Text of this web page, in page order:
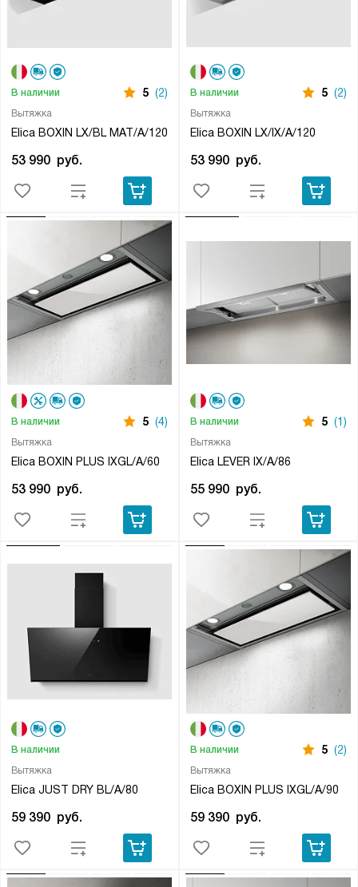
Вытяжка
Elica BOXIN LX/BL MAT/A/120
В наличии 5 (2)
53 990 руб.
Вытяжка
Elica BOXIN LX/IX/A/120
В наличии 5 (2)
53 990 руб.
Вытяжка
Elica BOXIN PLUS IXGL/A/60
В наличии 5 (4)
53 990 руб.
Вытяжка
Elica LEVER IX/A/86
В наличии 5 (1)
55 990 руб.
Вытяжка
Elica JUST DRY BL/A/80
В наличии
59 390 руб.
Вытяжка
Elica BOXIN PLUS IXGL/A/90
В наличии 5 (2)
59 390 руб.